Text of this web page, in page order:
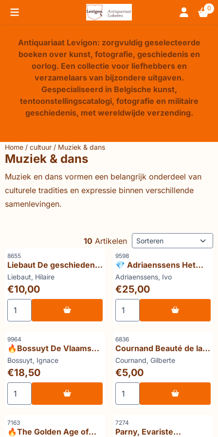
Cookievoorkeuren zijn beschikbaar. Kies instellingen of 0
Antiquariaat Levigon: zorgvuldig geselecteerde
boeken over kunst, fotografie, geschiedenis en
oorlog. Een collectie voor liefhebbers en
verzamelaars van bijzondere uitgaven.
Gespecialiseerd in Belgische kunst,
tentoonstellingscatalogi, fotografie en militaire
geschiedenis, met wereldwijde verzending.
Home / cultuur / Muziek & dans
Muziek & dans
Muziek en dans vormen een belangrijk onderdeel van
culturele tradities en expressie binnen verschillende
samenlevingen.
10 Artikelen Sorteermethode
Artikelnummer
8655
Liebaut De geschiedenis
van de Lokerse
Harmonie
Merk:
Liebaut, Hilaire
Prijs: 10,00
€10,00
Aantal kiezen voor Liebaut De geschiedenis van de
Artikelnummer
9598
💎 Adriaenssens Het
gebeurde achter de
schermen
Merk:
Adriaenssens, Ivo
Prijs: 25,00
€25,00
Aantal kiezen voor 💎
Artikelnummer
9964
🔥Bossuyt De Vlaamse
polyfonie
Merk:
Bossuyt, Ignace
Prijs: 18,50
€18,50
Aantal kiezen voor 🔥Bossuyt De Vlaamse polyfonie
Artikelnummer
6836
Cournand Beauté de la
danse
Merk:
Cournand, Gilberte
Prijs: 5,00
€5,00
Aantal kiezen voor
Artikelnummer
7163
🔥The Golden Age of
Artikelnummer
7274
Parny, Evariste